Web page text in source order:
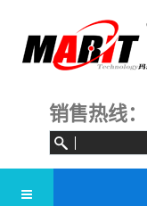
销售热线：